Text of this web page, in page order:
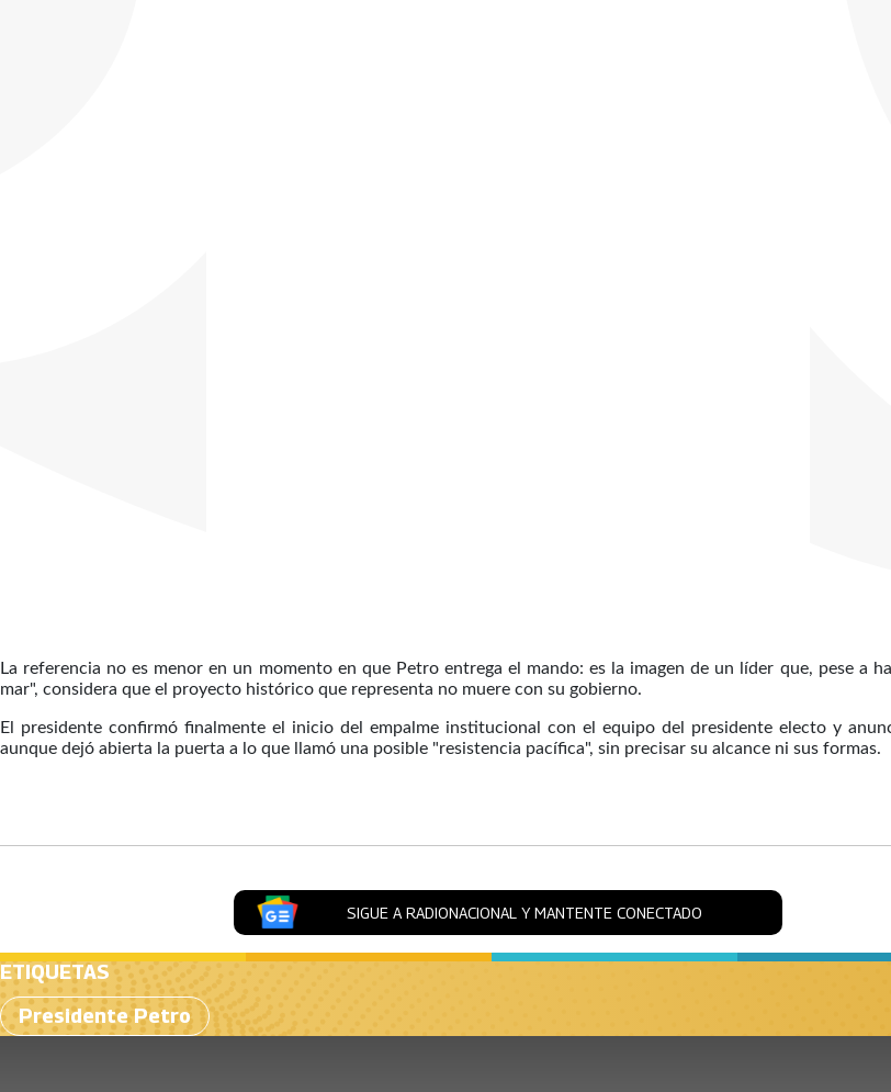
La referencia no es menor en un momento en que Petro entrega el mando: es la imagen de un líder que, pese a
mar", considera que el proyecto histórico que representa no muere con su gobierno.
El presidente confirmó finalmente el inicio del empalme institucional con el equipo del presidente electo y
aunque dejó abierta la puerta a lo que llamó una posible "resistencia pacífica", sin precisar su alcance ni sus formas.
SIGUE A RADIONACIONAL Y MANTENTE CONECTADO
ETIQUETAS
Presidente Petro